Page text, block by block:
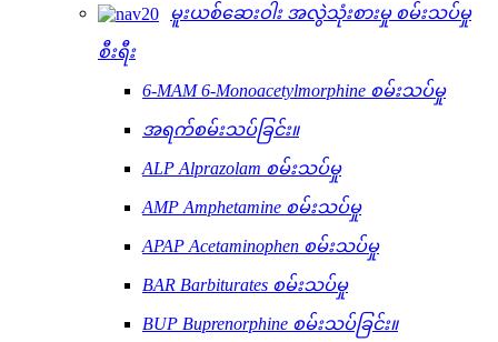
မူးယစ်ဆေးဝါး အလွဲသုံးစားမှု စမ်းသပ်မှု
စီးရီး
6-MAM 6-Monoacetylmorphine စမ်းသပ်မှု
အရက်စမ်းသပ်ခြင်း။
ALP Alprazolam စမ်းသပ်မှု
AMP Amphetamine စမ်းသပ်မှု
APAP Acetaminophen စမ်းသပ်မှု
BAR Barbiturates စမ်းသပ်မှု
BUP Buprenorphine စမ်းသပ်ခြင်း။